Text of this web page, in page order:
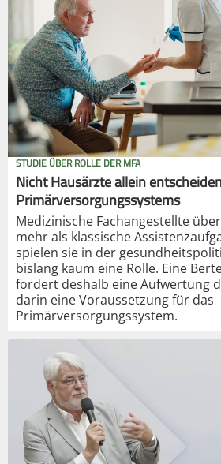
STUDIE ÜBER ROLLE DER MFA
Nicht Hausärzte allein
Primärversorgungssystems
Medizinische Fachangestellte
mehr als klassische
spielen sie in der
bislang kaum eine Rolle. Eine
fordert deshalb eine Aufwertung
darin eine Voraussetzung für das
Primärversorgungssystem.